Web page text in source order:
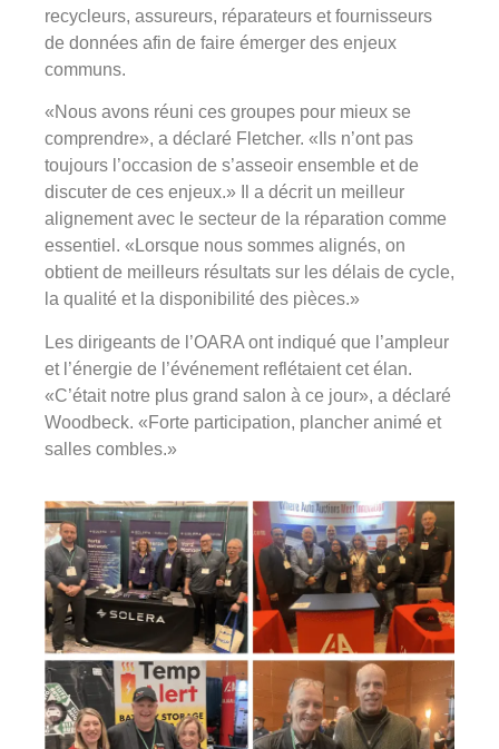
recycleurs, assureurs, réparateurs et fournisseurs
de données afin de faire émerger des enjeux
communs.
«Nous avons réuni ces groupes pour mieux se
comprendre», a déclaré Fletcher. «Ils n’ont pas
toujours l’occasion de s’asseoir ensemble et de
discuter de ces enjeux.» Il a décrit un meilleur
alignement avec le secteur de la réparation comme
essentiel. «Lorsque nous sommes alignés, on
obtient de meilleurs résultats sur les délais de cycle,
la qualité et la disponibilité des pièces.»
Les dirigeants de l’OARA ont indiqué que l’ampleur
et l’énergie de l’événement reflétaient cet élan.
«C’était notre plus grand salon à ce jour», a déclaré
Woodbeck. «Forte participation, plancher animé et
salles combles.»